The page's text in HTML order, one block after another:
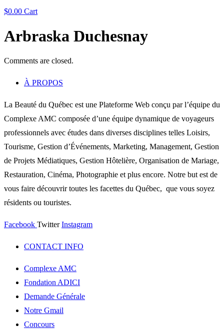
$0.00 Cart
Arbraska Duchesnay
Comments are closed.
À PROPOS
La Beauté du Québec est une Plateforme Web conçu par l’équipe du
Complexe AMC composée d’une équipe dynamique de voyageurs
professionnels avec études dans diverses disciplines telles Loisirs,
Tourisme, Gestion d’Événements, Marketing, Management, Gestion
de Projets Médiatiques, Gestion Hôtelière, Organisation de Mariage,
Restauration, Cinéma, Photographie et plus encore. Notre but est de
vous faire découvrir toutes les facettes du Québec, que vous soyez
résidents ou touristes.
Facebook Twitter Instagram
CONTACT INFO
Complexe AMC
Fondation ADICI
Demande Générale
Notre Gmail
Concours